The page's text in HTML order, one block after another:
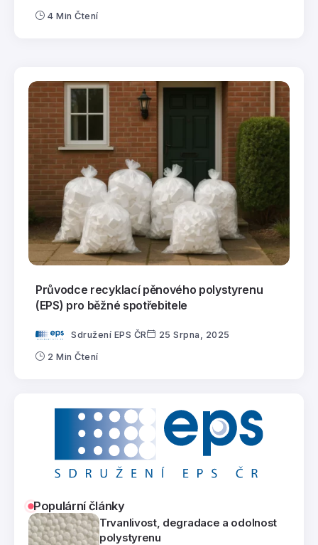
4 Min Čtení
Průvodce recyklací pěnového polystyrenu
(EPS) pro běžné spotřebitele
Sdružení EPS ČR 25 Srpna, 2025
2 Min Čtení
Populární články
Trvanlivost, degradace a odolnost
polystyrenu